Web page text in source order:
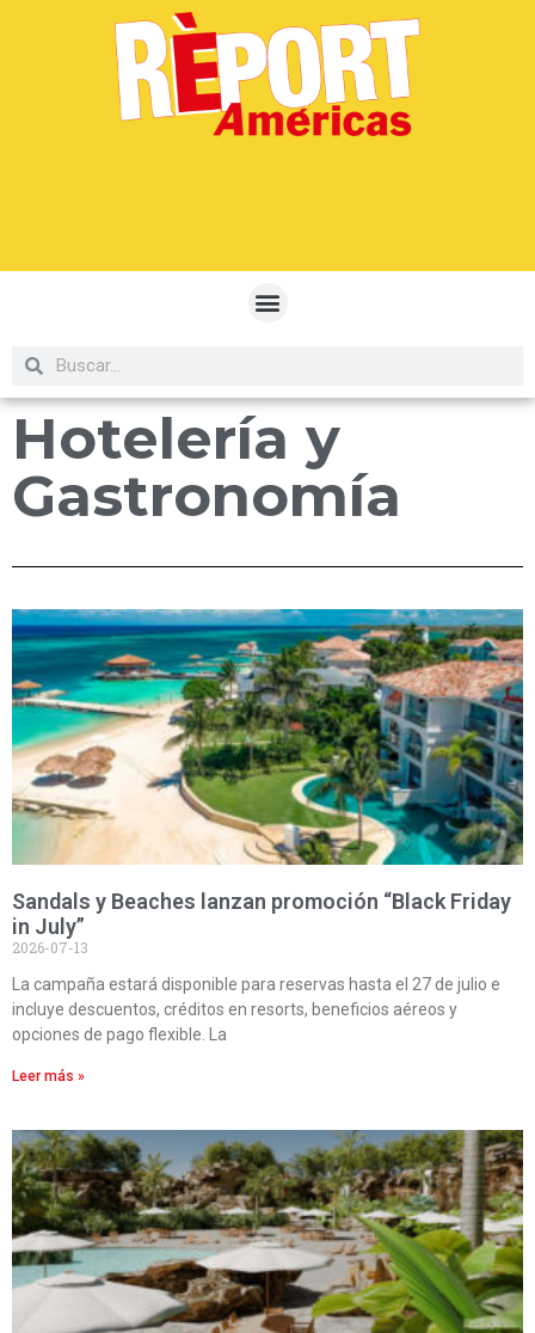
Hotelería y
Gastronomía
Sandals y Beaches lanzan promoción “Black Friday
in July”
2026-07-13
La campaña estará disponible para reservas hasta el 27 de julio e
incluye descuentos, créditos en resorts, beneficios aéreos y
opciones de pago flexible. La
Leer más »